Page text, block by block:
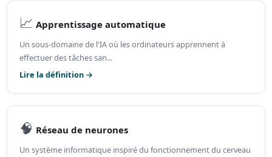
📈 Apprentissage automatique
Un sous-domaine de l'IA où les ordinateurs apprennent à
effectuer des tâches san...
Lire la définition →
🧠 Réseau de neurones
Un système informatique inspiré du fonctionnement du cerveau